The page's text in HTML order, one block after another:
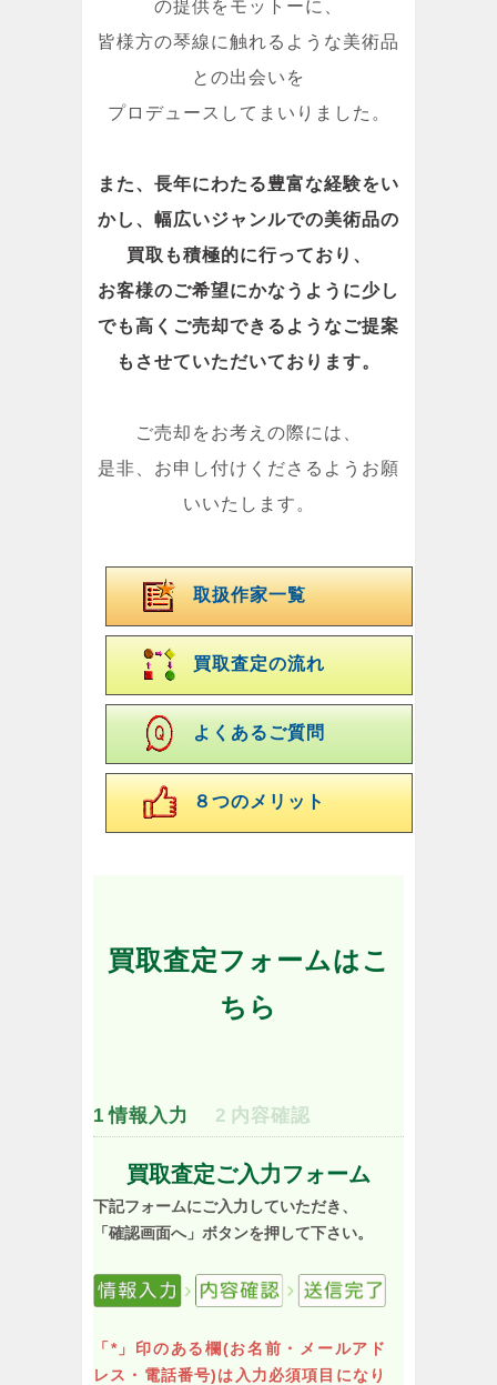
の提供をモットーに、
皆様方の琴線に触れるような美術品
との出会いを
プロデュースしてまいりました。
また、長年にわたる豊富な経験をい
かし、幅広いジャンルでの美術品の
買取も積極的に行っており、
お客様のご希望にかなうように少し
でも高くご売却できるようなご提案
もさせていただいております。
ご売却をお考えの際には、
是非、お申し付けくださるようお願
いいたします。
取扱作家一覧
買取査定の流れ
よくあるご質問
８つのメリット
買取査定フォームはこ
ちら
1 情報入力 2 内容確認
買取査定ご入力フォーム
下記フォームにご入力していただき、
「確認画面へ」ボタンを押して下さい。
「*」印のある欄(お名前・メールアド
レス・電話番号)は入力必須項目になり